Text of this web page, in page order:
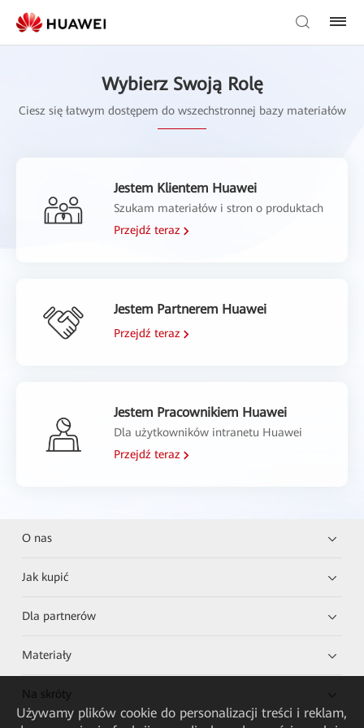
Wybierz Swoją Rolę
Ciesz się łatwym dostępem do wszechstronnej bazy materiałów
Jestem Klientem Huawei
Szukam materiałów i stron o produktach
Przejdź teraz
Jestem Partnerem Huawei
Przejdź teraz
Jestem Pracownikiem Huawei
Dla użytkowników intranetu Huawei
Przejdź teraz
O nas
Jak kupić
Dla partnerów
Materiały
Na skróty
Używamy plików cookie do personalizacji treści i reklam,